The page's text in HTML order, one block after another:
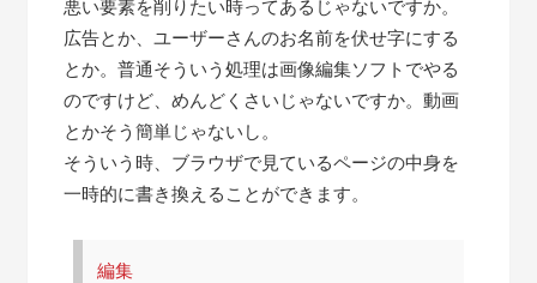
悪い要素を削りたい時ってあるじゃないですか。
広告とか、ユーザーさんのお名前を伏せ字にする
とか。普通そういう処理は画像編集ソフトでやる
のですけど、めんどくさいじゃないですか。動画
とかそう簡単じゃないし。
そういう時、ブラウザで見ているページの中身を
一時的に書き換えることができます。
編集